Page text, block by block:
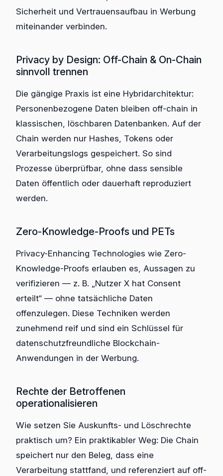
Sicherheit und Vertrauensaufbau in Werbung
miteinander verbinden.
Privacy by Design: Off-Chain & On-Chain
sinnvoll trennen
Die gängige Praxis ist eine Hybridarchitektur:
Personenbezogene Daten bleiben off-chain in
klassischen, löschbaren Datenbanken. Auf der
Chain werden nur Hashes, Tokens oder
Verarbeitungslogs gespeichert. So sind
Prozesse überprüfbar, ohne dass sensible
Daten öffentlich oder dauerhaft reproduziert
werden.
Zero-Knowledge-Proofs und PETs
Privacy-Enhancing Technologies wie Zero-
Knowledge-Proofs erlauben es, Aussagen zu
verifizieren — z. B. „Nutzer X hat Consent
erteilt“ — ohne tatsächliche Daten
offenzulegen. Diese Techniken werden
zunehmend reif und sind ein Schlüssel für
datenschutzfreundliche Blockchain-
Anwendungen in der Werbung.
Rechte der Betroffenen
operationalisieren
Wie setzen Sie Auskunfts- und Löschrechte
praktisch um? Ein praktikabler Weg: Die Chain
speichert nur den Beleg, dass eine
Verarbeitung stattfand, und referenziert auf off-